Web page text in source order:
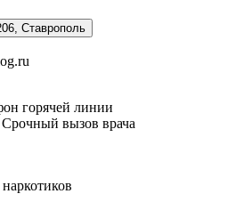
Ставрополь
горячей линии
Срочный вызов врача